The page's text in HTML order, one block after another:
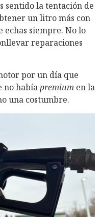
sentido la tentación de
un litro más con
echas siempre. No lo
reparaciones
por un día que
no habíapremium en la
una costumbre.